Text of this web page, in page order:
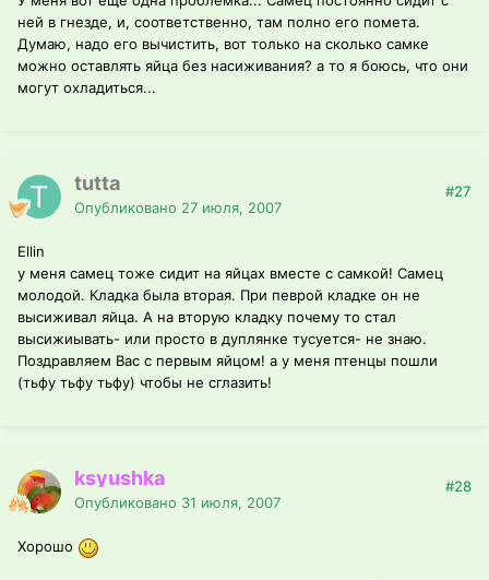
ней в гнезде, и, соответственно, там полно его помета.
Думаю, надо его вычистить, вот только на сколько самке
можно оставлять яйца без насиживания? а то я боюсь, что они
могут охладиться...
tutta
Опубликовано 27 июля, 2007
#27
Ellin
у меня самец тоже сидит на яйцах вместе с самкой! Самец
молодой. Кладка была вторая. При певрой кладке он не
высиживал яйца. А на вторую кладку почему то стал
высижиывать- или просто в дуплянке тусуется- не знаю.
Поздравляем Вас с первым яйцом! а у меня птенцы пошли
(тьфу тьфу тьфу) чтобы не сглазить!
ksyushka
Опубликовано 31 июля, 2007
#28
Хорошо